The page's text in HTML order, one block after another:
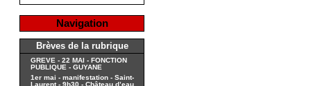
Navigation
Brèves de la rubrique
GREVE - 22 MAI - FONCTION
PUBLIQUE - GUYANE
1er mai - manifestation - Saint-
Laurent - 9h30 - Château d’eau